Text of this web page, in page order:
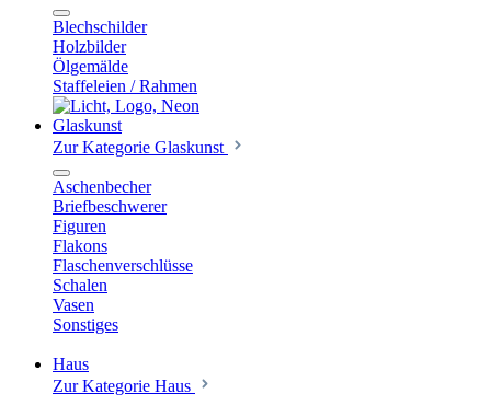
Blechschilder
Holzbilder
Ölgemälde
Staffeleien / Rahmen
Glaskunst
Zur Kategorie Glaskunst
Aschenbecher
Briefbeschwerer
Figuren
Flakons
Flaschenverschlüsse
Schalen
Vasen
Sonstiges
Haus
Zur Kategorie Haus